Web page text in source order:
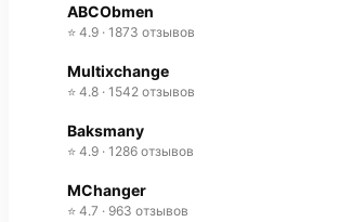
ABCObmen
⭐ 4.9 · 1873 отзывов
Multixchange
⭐ 4.8 · 1542 отзывов
Baksmany
⭐ 4.9 · 1286 отзывов
MChanger
⭐ 4.7 · 963 отзывов